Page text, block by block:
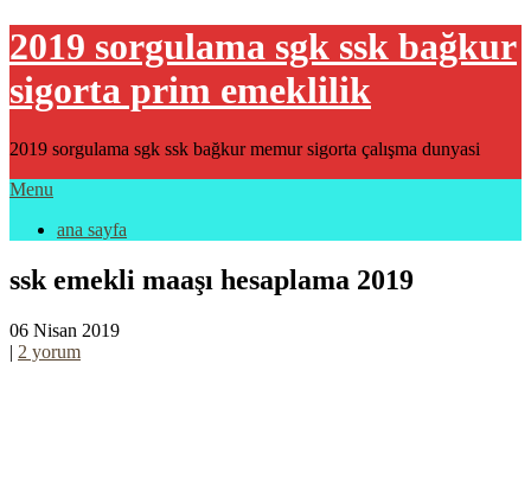
2019 sorgulama sgk ssk bağkur
sigorta prim emeklilik
2019 sorgulama sgk ssk bağkur memur sigorta çalışma dunyasi
Menu
ana sayfa
ssk emekli maaşı hesaplama 2019
06 Nisan 2019
| 2 yorum